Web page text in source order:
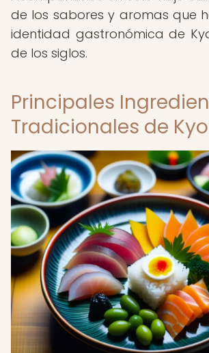
de los sabores y aromas que
identidad gastronómica de
de los siglos.
Principales
Tradicionales de